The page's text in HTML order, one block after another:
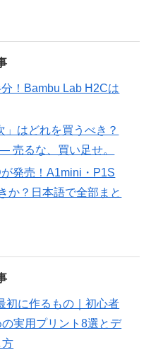
！Bambu Lab H2Cは
」はどれを買うべき？
売るな、買い足せ。
が発売！A1mini・P1S
か？日本語で全部まと
初に作るもの｜初心者
実用プリント8選とデ
方